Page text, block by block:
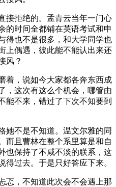
接拒绝的。孟青云当年一门心
的时间全都铺在英语考试和申
得也不是很多，和大学同学也
上偶遇，彼此能不能认出来还
风？
着，说如今大家都各奔东西成
，这次有这么个机会，哪管由
能不来，错过了下次不知要到
她不是不知道。温文尔雅的同
而且曹林在整个系里算是和自
也保持了不咸不淡的联系，这
得过去。于是只好答应下来。
忑，不知道此次会不会遇上那